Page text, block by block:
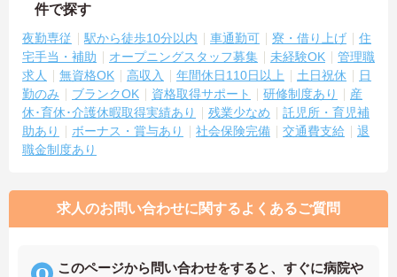
件で探す
夜勤専従 駅から徒歩10分以内 車通勤可 寮・借り上げ
住
宅手当・補助
オープニングスタッフ募集 未経験OK
管理職
求人
無資格OK 高収入 年間休日110日以上 土日祝休
日
勤のみ
ブランクOK 資格取得サポート 研修制度あり
産
休･育休･介護休暇取得実績あり
残業少なめ
託児所・育児補
助あり
ボーナス・賞与あり 社会保険完備 交通費支給
退
職金制度あり
求人のお問い合わせに関するよくあるご質問
このページから問い合わせをすると、すぐに病院や